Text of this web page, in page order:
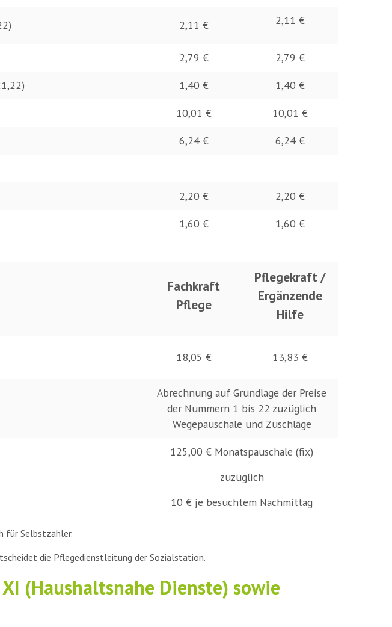
2,11 € 2,11 €
2,79 €
2,79 €
1,40 €
1,40 €
10,01 €
10,01 €
6,24 € 6,24 €
2,20 €
2,20 €
1,60 € 1,60 €
Fachkraft
Pflege
Pflegekraft /
Ergänzende
Hilfe
18,05 € 13,83 €
Abrechnung auf Grundlage der Preise
der Nummern 1 bis 22 zuzüglich
Wegepauschale und Zuschläge
125,00 € Monatspauschale (fix)
zuzüglich
10 € je besuchtem Nachmittag
für Selbstzahler.
die Pflegedienstleitung der Sozialstation.
(Haushaltsnahe Dienste) sowie